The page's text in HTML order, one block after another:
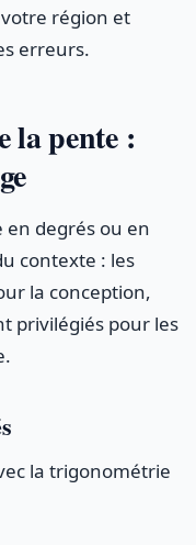
région et
erreurs.
la pente :
en degrés ou en
contexte : les
la conception,
privilégiés pour les
la trigonométrie